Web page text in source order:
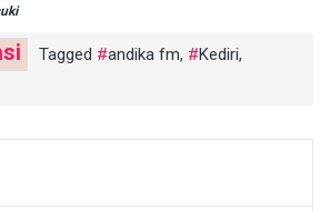
Tagged andika fm, Kediri,